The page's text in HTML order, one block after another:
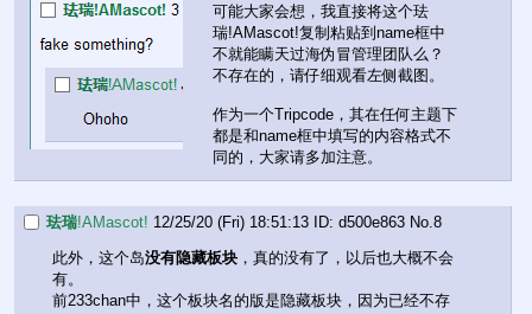
可能大家会想，我直接将这个珐
瑞!AMascot!复制粘贴到name框中
不就能瞒天过海伪冒管理团队么？
不存在的，请仔细观看左侧截图。
作为一个Tripcode，其在任何主题下
都是和name框中填写的内容格式不
同的，大家请多加注意。
珐瑞!AMascot! 12/25/20 (Fri) 18:51:13 d500e863 No.8
此外，这个岛没有隐藏板块 ，真的没有了，以后也大概不会
有。
前233chan中，这个板块名的版是隐藏板块，因为已经不存